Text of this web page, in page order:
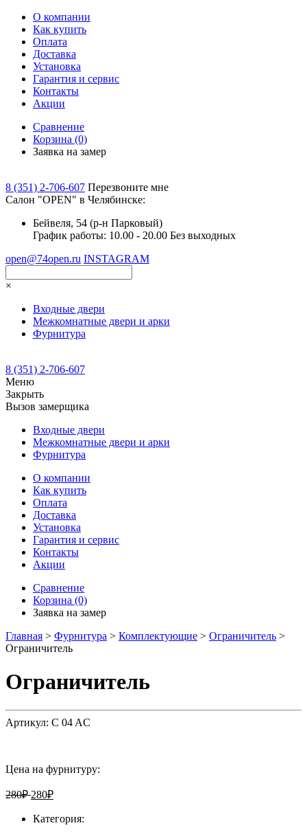
О компании
Как купить
Оплата
Доставка
Установка
Гарантия и сервис
Контакты
Акции
Сравнение
Корзина (0)
Заявка на замер
8 (351) 2-706-607 Перезвоните мне
Cалон "OPEN" в Челябинске:
Бейвеля, 54 (р-н Парковый)
График работы: 10.00 - 20.00 Без выходных
open@74open.ru INSTAGRAM
×
Входные двери
Межкомнатные двери и арки
Фурнитура
8 (351) 2-706-607
Меню
Закрыть
Вызов замерщика
Входные двери
Межкомнатные двери и арки
Фурнитура
О компании
Как купить
Оплата
Доставка
Установка
Гарантия и сервис
Контакты
Акции
Сравнение
Корзина (0)
Заявка на замер
Главная > Фурнитура > Комплектующие > Ограничитель >
Ограничитель
Ограничитель
Артикул: C 04 AC
Цена на фурнитуру:
280₽ 280₽
Категория: